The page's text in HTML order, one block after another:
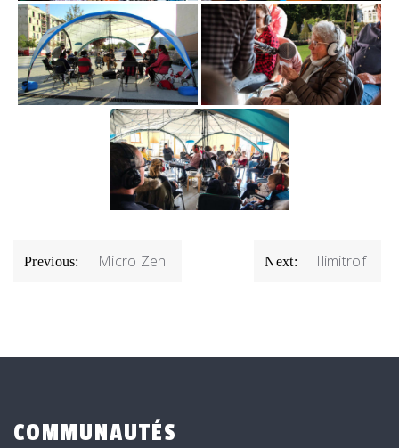
NAVIGATION
Previous: Micro Zen Next: Ilimitrof
COMMUNAUTÉS